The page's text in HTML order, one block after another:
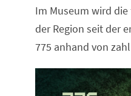
Im Museum wird
der Region seit der
775 anhand von